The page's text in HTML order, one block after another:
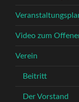
Video zum
Verein
Beitritt
Der Vorstand